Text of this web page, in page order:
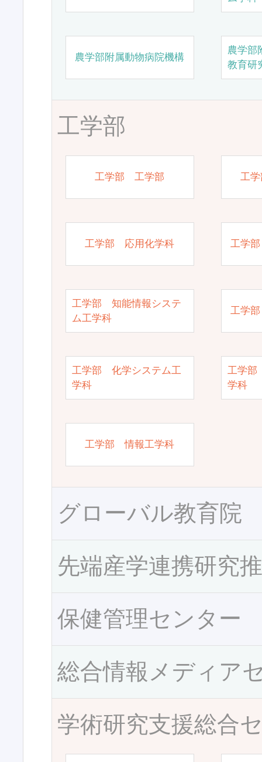
農学部附属動物病院機構
農学部
教育研
工学部
工学部 工学部 工
工学部 応用化学科 工学
工学部 知能情報システ
ム工学科
工学
工学部 化学システム工
学科
工学部
学科
工学部 情報工学科
グローバル教育院
先端産学連携研究
保健管理センター
総合情報メディア
学術研究支援総合